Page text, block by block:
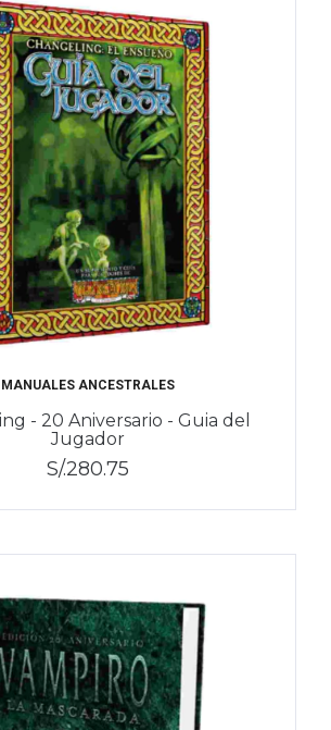
MANUALES ANCESTRALES
- 20 Aniversario - Guia del
Jugador
S/.280.75